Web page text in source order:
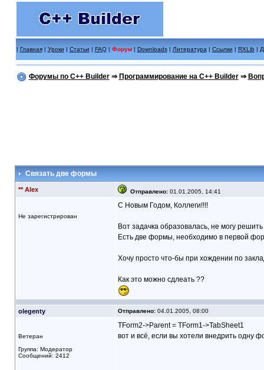
| Главная| Уроки | Статьи | FAQ| Форум | Downloads| Литература | Ссылки | RXLib |
Форумы по C++ Builder⇒ Программирование на C++ Builder⇒
Связать две формы
** Alex Отправлено:01.01.2005, 14:41
Не зарегистрирован
С Новым Годом, Коллеги!!!!
Вот задачка образовалась, не могу решить
Есть две формы, необходимо в первой
Хочу просто что-бы при хождении по
Как это можно сдлеать ??
olegenty Отправлено:04.01.2005, 08:00
Ветеран
Группа: Модератор
Сообщений: 2412
TForm2->Parent = TForm1->TabSheet1
вот и всё, если вы хотели внедрить одну